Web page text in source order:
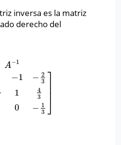
inversa es la matriz
derecho del
A−1
−1
1
0
− 2
3
4
3
− 1
3
⎤
⎦
⎥⎥
23−8